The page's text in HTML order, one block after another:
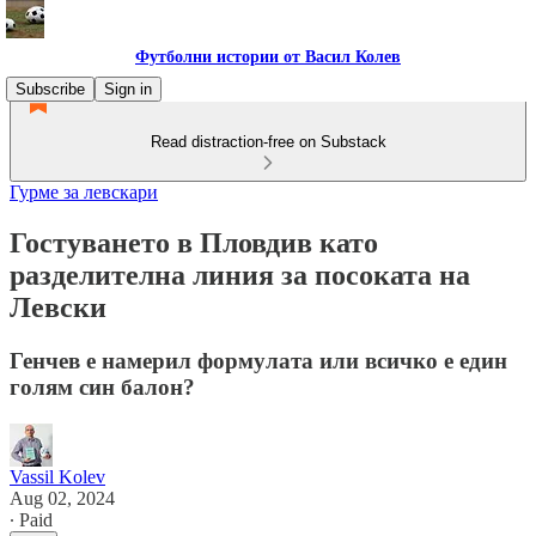
Футболни истории от Васил Колев
Subscribe
Sign in
Read distraction-free on Substack
Гурме за левскари
Гостуването в Пловдив като
разделителна линия за посоката на
Левски
Генчев е намерил формулата или всичко е един
голям син балон?
Vassil Kolev
Aug 02, 2024
∙ Paid